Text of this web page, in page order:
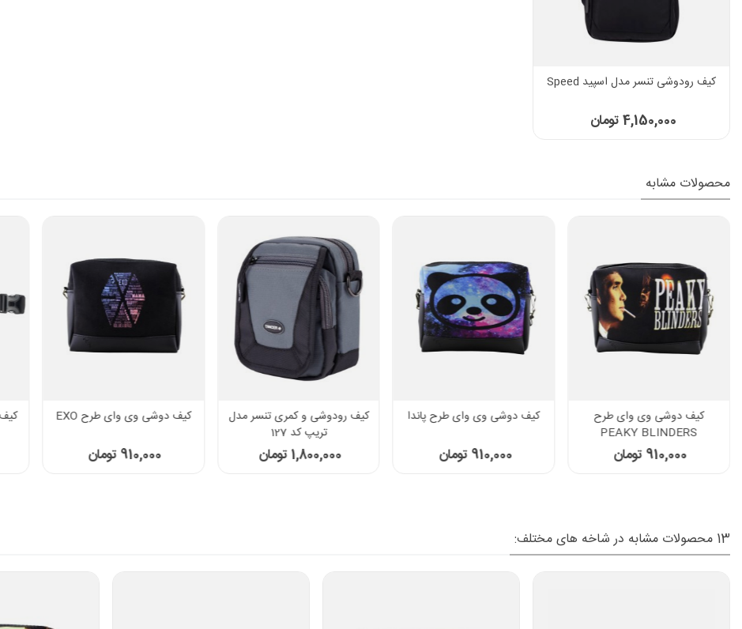
کیف رودوشی تنسر مدل اسپید Speed
4,150,000 تومان
محصولات مشابه
کیف دوشی وی وای طرح
PEAKY BLINDERS
910,000 تومان
کیف دوشی وی وای طرح پاندا
910,000 تومان
کیف رودوشی و کمری تنسر مدل
تریپ کد 127
1,800,000 تومان
کیف دوشی وی وای طرح EXO
910,000 تومان
13 محصولات مشابه در شاخه های مختلف: